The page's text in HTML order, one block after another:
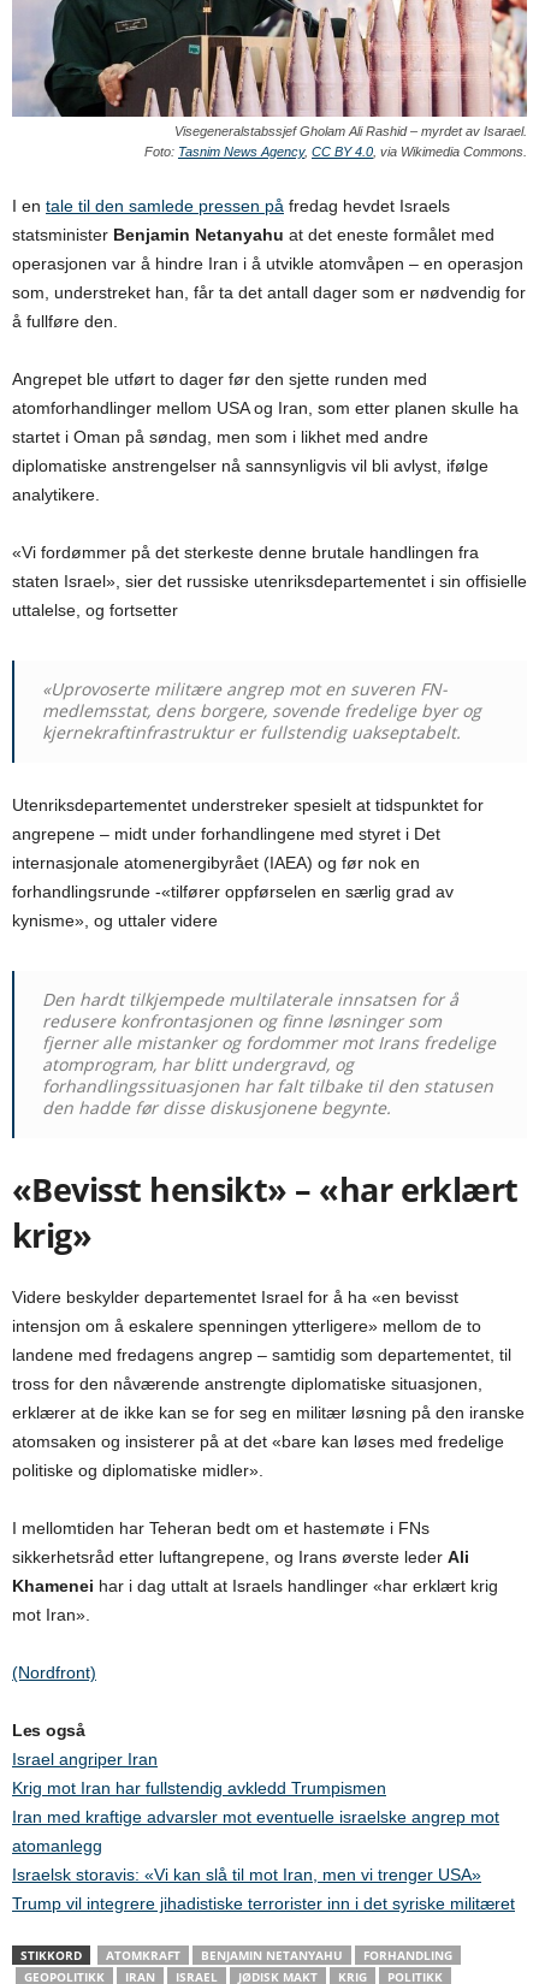
Visegeneralstabssjef Gholam Ali Rashid – myrdet av Isarael.
Foto: Tasnim News Agency, CC BY 4.0 , via Wikimedia Commons.
I en tale til den samlede pressen på fredag hevdet Israels
statsminister Benjamin Netanyahu at det eneste formålet med
operasjonen var å hindre Iran i å utvikle atomvåpen – en operasjon
som, understreket han, får ta det antall dager som er nødvendig for
å fullføre den.
Angrepet ble utført to dager før den sjette runden med
atomforhandlinger mellom USA og Iran, som etter planen skulle ha
startet i Oman på søndag, men som i likhet med andre
diplomatiske anstrengelser nå sannsynligvis vil bli avlyst, ifølge
analytikere.
«Vi fordømmer på det sterkeste denne brutale handlingen fra
staten Israel», sier det russiske utenriksdepartementet i sin offisielle
uttalelse, og fortsetter
«Uprovoserte militære angrep mot en suveren FN-
medlemsstat, dens borgere, sovende fredelige byer og
kjernekraftinfrastruktur er fullstendig uakseptabelt.
Utenriksdepartementet understreker spesielt at tidspunktet for
angrepene – midt under forhandlingene med styret i Det
internasjonale atomenergibyrået (IAEA) og før nok en
forhandlingsrunde -«tilfører oppførselen en særlig grad av
kynisme», og uttaler videre
Den hardt tilkjempede multilaterale innsatsen for å
redusere konfrontasjonen og finne løsninger som
fjerner alle mistanker og fordommer mot Irans fredelige
atomprogram, har blitt undergravd, og
forhandlingssituasjonen har falt tilbake til den statusen
den hadde før disse diskusjonene begynte.
«Bevisst hensikt» – «har erklært
krig»
Videre beskylder departementet Israel for å ha «en bevisst
intensjon om å eskalere spenningen ytterligere» mellom de to
landene med fredagens angrep – samtidig som departementet, til
tross for den nåværende anstrengte diplomatiske situasjonen,
erklærer at de ikke kan se for seg en militær løsning på den iranske
atomsaken og insisterer på at det «bare kan løses med fredelige
politiske og diplomatiske midler».
I mellomtiden har Teheran bedt om et hastemøte i FNs
sikkerhetsråd etter luftangrepene, og Irans øverste leder Ali
Khamenei har i dag uttalt at Israels handlinger «har erklært krig
mot Iran».
(Nordfront)
Les også
Israel angriper Iran
Krig mot Iran har fullstendig avkledd Trumpismen
Iran med kraftige advarsler mot eventuelle israelske angrep mot
atomanlegg
Israelsk storavis: «Vi kan slå til mot Iran, men vi trenger USA»
Trump vil integrere jihadistiske terrorister inn i det syriske militæret
STIKKORD ATOMKRAFT BENJAMIN NETANYAHU
FORHANDLING
GEOPOLITIKK
IRAN ISRAEL JØDISK MAKT KRIG POLITIKK